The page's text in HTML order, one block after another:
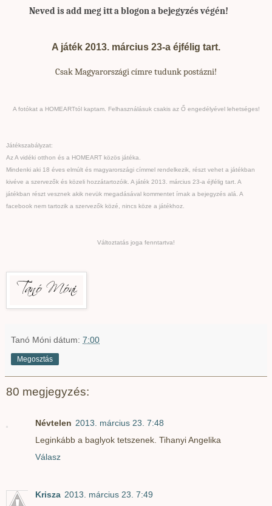
Neved is add meg itt a blogon a bejegyzés végén!
A játék 2013. március 23-a éjfélig tart.
Csak Magyarországi címre tudunk postázni!
A fotókat a HOMEARTtól kaptam. Felhasználásuk csakis az Ő engedélyével lehetséges!
Játékszabályzat:
Az A vidéki otthon és a HOMEART közös játéka.
Mindenki aki 18 éves elmúlt és magyarországi címmel rendelkezik, részt vehet a játékban
kivéve a szervezők és közeli hozzátartozóik. A játék 2013. március 23-a éjfélig tart. A
játékban részt vesznek akik nevük megadásával kommentet írnak a bejegyzés alá. A
facebook nem tartozik a szervezők közé, nincs köze a játékhoz.
Változtatás joga fenntartva!
Tanó Móni dátum: 7:00
Megosztás
80 megjegyzés:
Névtelen 2013. március 23. 7:48
Leginkább a baglyok tetszenek. Tihanyi Angelika
Válasz
Krisza 2013. március 23. 7:49